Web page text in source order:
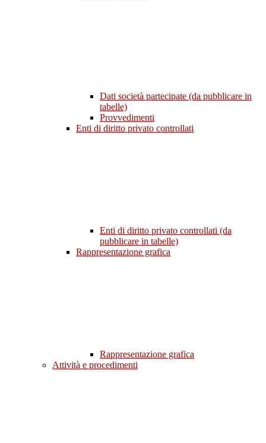
Dati società partecipate (da pubblicare in
tabelle)
Provvedimenti
Enti di diritto privato controllati
Enti di diritto privato controllati (da
pubblicare in tabelle)
Rappresentazione grafica
Rappresentazione grafica
Attività e procedimenti